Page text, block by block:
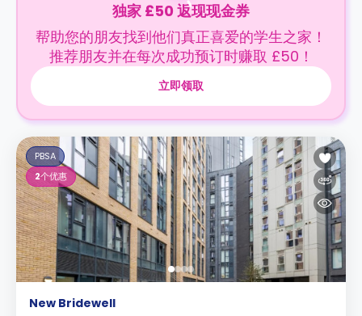
独家 £50 返现现金券
帮助您的朋友找到他们真正喜爱的学生之家！
推荐朋友并在每次成功预订时赚取 £50！
立即领取
PBSA
2个优惠
New Bridewell